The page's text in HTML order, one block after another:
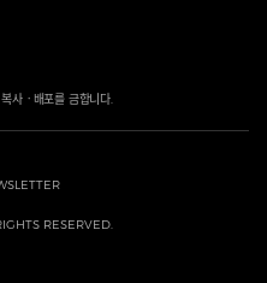
사ㆍ배포를 금합니다.
RESERVED.